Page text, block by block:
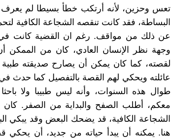
تعس وحزين، لأنه أرتكب خطأ بسيطا لم
البساطة، فقد كانت تنقصه الشجاعة الكافية
عن ذلك من مواقف. رغم ان القضية كانت في
وجهة نظر الإنسان العادي، كان من الممكن
لقصته، كما كان يمكن أن يصارح صديقته طبية
عائلته ويحكي لهم القصة بالتفصيل كما حدث
طوال هذه السنوات، وأنه ليس طبيبا ولا
معكم، أطلب الصفح والبداية من الصفر.
الشجاعة الكافية، قد يضحك البعض وقد يبكي
هنا. يمكنه أن يبدأ حياته من جديد، أن يحكي